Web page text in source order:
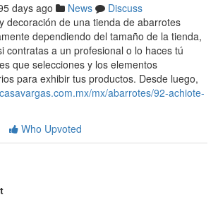
days ago News
Discuss
decoración de una tienda de abarrotes
dependiendo del tamaño de la tienda,
contratas a un profesional o lo haces tú
que selecciones y los elementos
para exhibir tus productos. Desde luego,
mx/abarrotes/92-achiote-
Who Upvoted